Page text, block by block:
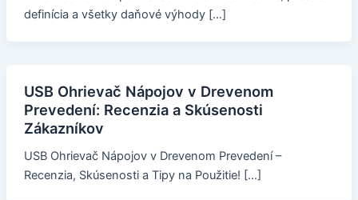
definícia a všetky daňové výhody […]
USB Ohrievač Nápojov v Drevenom
Prevedení: Recenzia a Skúsenosti
Zákazníkov
USB Ohrievač Nápojov v Drevenom Prevedení –
Recenzia, Skúsenosti a Tipy na Použitie! […]